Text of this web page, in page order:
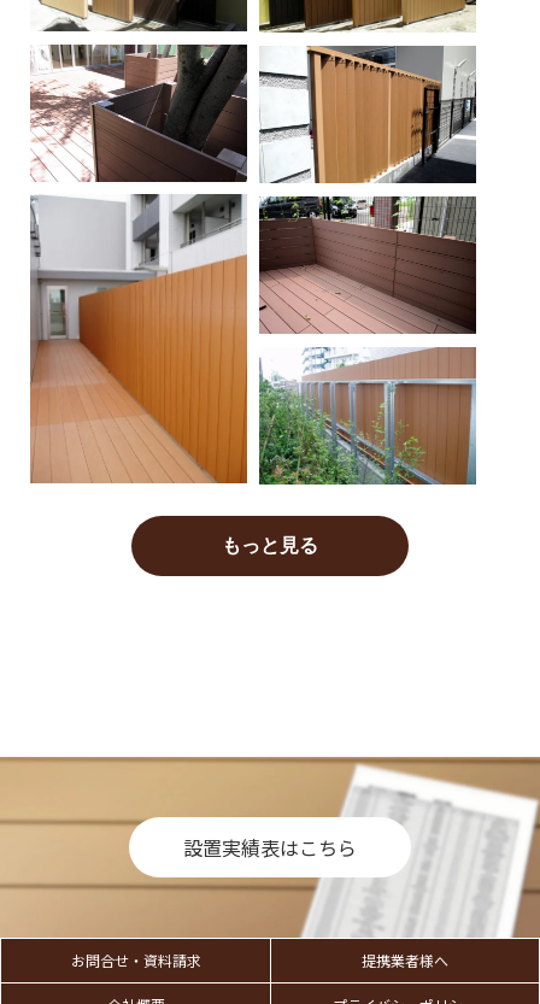
もっと見る
設置実績表はこちら
お問合せ・資料請求 提携業者様へ